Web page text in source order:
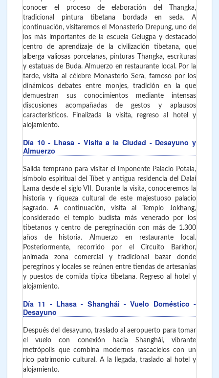
conocer el proceso de elaboración del Thangka,
tradicional pintura tibetana bordada en seda. A
continuación, visitaremos el Monasterio Drepung, uno de
los más importantes de la escuela Gelugpa y destacado
centro de aprendizaje de la civilización tibetana, que
alberga valiosas porcelanas, pinturas Thangka, escrituras
y estatuas de Buda. Almuerzo en restaurante local. Por la
tarde, visita al célebre Monasterio Sera, famoso por los
dinámicos debates entre monjes, tradición en la que
demuestran sus conocimientos mediante intensas
discusiones acompañadas de gestos y aplausos
característicos. Finalizada la visita, regreso al hotel y
alojamiento.
Día 10 - Lhasa - Visita a la Ciudad - Desayuno y
Almuerzo
Salida temprano para visitar el imponente Palacio Potala,
símbolo espiritual del Tíbet y antigua residencia del Dalai
Lama desde el siglo VII. Durante la visita, conoceremos la
historia y riqueza cultural de este majestuoso palacio
sagrado. A continuación, visita al Templo Jokhang,
considerado el templo budista más venerado por los
tibetanos y centro de peregrinación con más de 1.300
años de historia. Almuerzo en restaurante local.
Posteriormente, recorrido por el Circuito Barkhor,
animada zona comercial y tradicional bazar donde
peregrinos y locales se reúnen entre tiendas de artesanías
y puestos de comida típica tibetana. Regreso al hotel y
alojamiento.
Día 11 - Lhasa - Shanghái - Vuelo Doméstico -
Desayuno
Después del desayuno, traslado al aeropuerto para tomar
el vuelo con conexión hacia Shanghái, vibrante
metrópolis que combina modernos rascacielos con un
rico patrimonio cultural. A la llegada, traslado al hotel y
alojamiento.